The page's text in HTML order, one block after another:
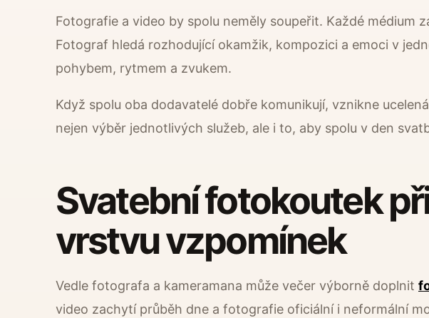
Fotografie a video by spolu neměly soupeřit. Každé médium
Fotograf hledá rozhodující okamžik, kompozici a emoci v
pohybem, rytmem a zvukem.
Když spolu oba dodavatelé dobře komunikují, vznikne
nejen výběr jednotlivých služeb, ale i to, aby spolu v den
Svatební fotokoutek
vrstvu vzpomínek
Vedle fotografa a kameramana může večer výborně doplnit
video zachytí průběh dne a fotografie oficiální i neformální